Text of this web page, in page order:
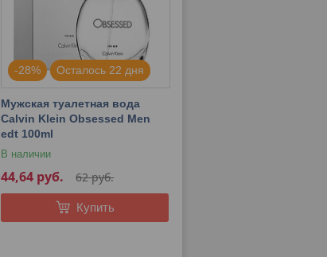
-28% Осталось 22 дня
Мужская туалетная вода
Calvin Klein Obsessed Men
edt 100ml
В наличии
62руб.
44,64 руб.
Купить